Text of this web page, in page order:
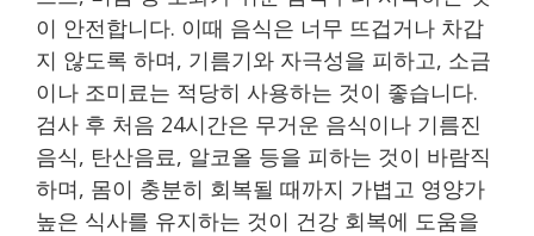
이 안전합니다. 이때 음식은 너무 뜨겁거나 차갑
지 않도록 하며, 기름기와 자극성을 피하고, 소금
이나 조미료는 적당히 사용하는 것이 좋습니다.
검사 후 처음 24시간은 무거운 음식이나 기름진
음식, 탄산음료, 알코올 등을 피하는 것이 바람직
하며, 몸이 충분히 회복될 때까지 가볍고 영양가
높은 식사를 유지하는 것이 건강 회복에 도움을